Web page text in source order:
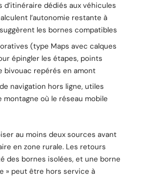
d’itinéraire dédiés aux véhicules
l’autonomie restante à
les bornes compatibles
(type Maps avec calques
épingler les étapes, points
bivouac repérés en amont
navigation hors ligne, utiles
montagne où le réseau mobile
au moins deux sources avant
en zone rurale. Les retours
des bornes isolées, et une borne
» peut être hors service à